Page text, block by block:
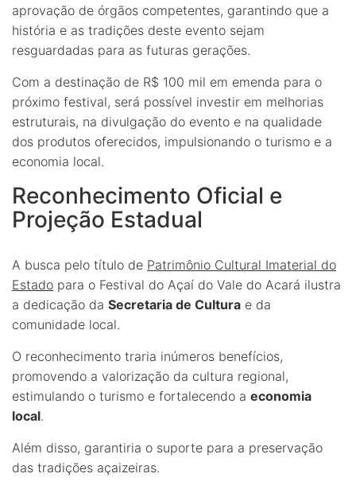
aprovação de órgãos competentes, garantindo que a
história e as tradições deste evento sejam
resguardadas para as futuras gerações.
Com a destinação de R$ 100 mil em emenda para o
próximo festival, será possível investir em melhorias
estruturais, na divulgação do evento e na qualidade
dos produtos oferecidos, impulsionando o turismo e a
economia local.
Reconhecimento Oficial e
Projeção Estadual
A busca pelo título de Patrimônio Cultural Imaterial do
Estado para o Festival do Açaí do Vale do Acará ilustra
a dedicação da Secretaria de Cultura e da
comunidade local.
O reconhecimento traria inúmeros benefícios,
promovendo a valorização da cultura regional,
estimulando o turismo e fortalecendo a economia
local.
Além disso, garantiria o suporte para a preservação
das tradições açaizeiras.